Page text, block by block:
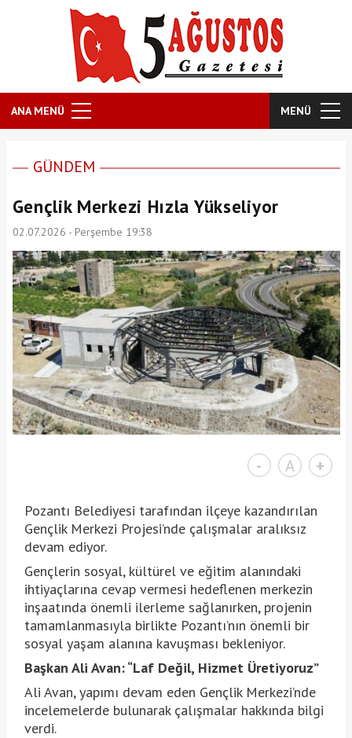
ANA MENÜ MENÜ
GÜNDEM
Gençlik Merkezi Hızla Yükseliyor
02.07.2026 - Perşembe 19:38
- A +
Pozantı Belediyesi tarafından ilçeye kazandırılan
Gençlik Merkezi Projesi’nde çalışmalar aralıksız
devam ediyor.
Gençlerin sosyal, kültürel ve eğitim alanındaki
ihtiyaçlarına cevap vermesi hedeflenen merkezin
inşaatında önemli ilerleme sağlanırken, projenin
tamamlanmasıyla birlikte Pozantı’nın önemli bir
sosyal yaşam alanına kavuşması bekleniyor.
Başkan Ali Avan: “Laf Değil, Hizmet Üretiyoruz”
Ali Avan, yapımı devam eden Gençlik Merkezi’nde
incelemelerde bulunarak çalışmalar hakkında bilgi
verdi.